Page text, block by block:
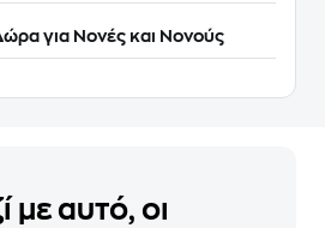
για Νονές και Νονούς
με αυτό, οι